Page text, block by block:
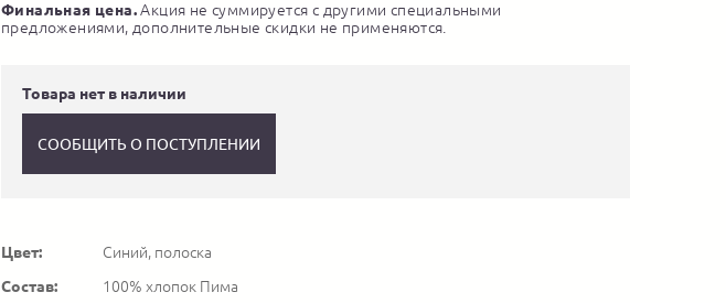
Финальная цена.Акция не суммируется с другими специальными
предложениями, дополнительные скидки не применяются.
Товара нет в наличии
СООБЩИТЬ О ПОСТУПЛЕНИИ
Цвет:
Синий, полоска
Состав:
100% хлопок Пима